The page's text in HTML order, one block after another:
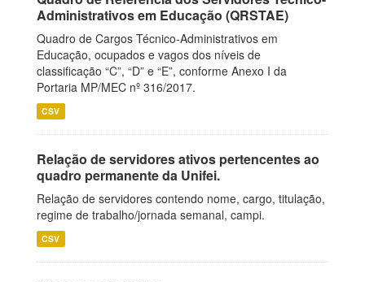
Administrativos em Educação (QRSTAE)
Quadro de Cargos Técnico-Administrativos em
Educação, ocupados e vagos dos níveis de
classificação “C”, “D” e “E”, conforme Anexo I da
Portaria MP/MEC nº 316/2017.
CSV
Relação de servidores ativos pertencentes ao
quadro permanente da Unifei.
Relação de servidores contendo nome, cargo, titulação,
regime de trabalho/jornada semanal, campi.
CSV